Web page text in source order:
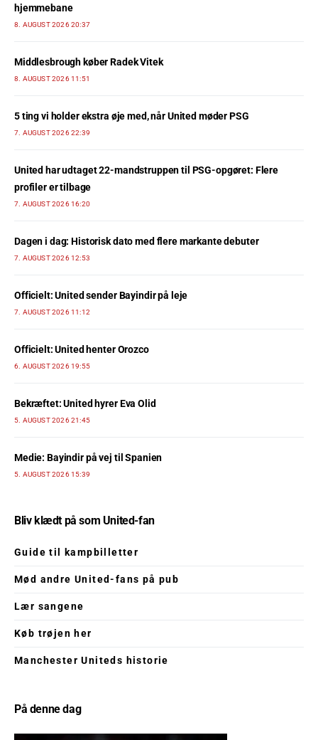
hjemmebane
8. AUGUST 2026 20:37
Middlesbrough køber Radek Vitek
8. AUGUST 2026 11:51
5 ting vi holder ekstra øje med, når United møder PSG
7. AUGUST 2026 22:39
United har udtaget 22-mandstruppen til PSG-opgøret: Flere
profiler er tilbage
7. AUGUST 2026 16:20
Dagen i dag: Historisk dato med flere markante debuter
7. AUGUST 2026 12:53
Officielt: United sender Bayindir på leje
7. AUGUST 2026 11:12
Officielt: United henter Orozco
6. AUGUST 2026 19:55
Bekræftet: United hyrer Eva Olid
5. AUGUST 2026 21:45
Medie: Bayindir på vej til Spanien
5. AUGUST 2026 15:39
Bliv klædt på som United-fan
Guide til kampbilletter
Mød andre United-fans på pub
Lær sangene
Køb trøjen her
Manchester Uniteds historie
På denne dag